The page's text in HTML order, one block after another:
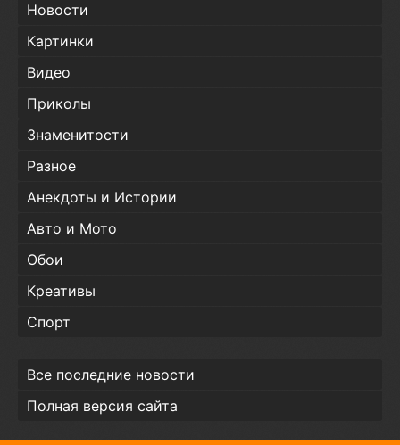
Новости
Картинки
Видео
Приколы
Знаменитости
Разное
Анекдоты и Истории
Авто и Мото
Обои
Креативы
Спорт
Все последние новости
Полная версия сайта